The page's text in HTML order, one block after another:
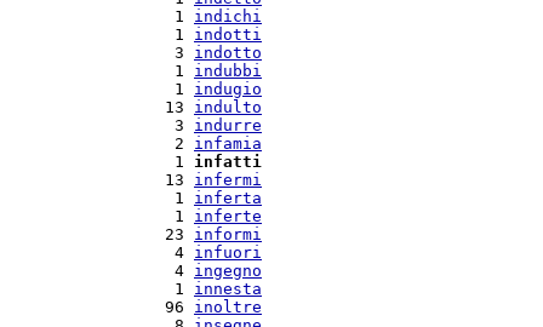
   1
indichi
   1
indotti
   3
indotto
   1
indubbi
   1
indugio
  13
indulto
   3
indurre
   2
infamia
   1
infatti
  13
infermi
   1
inferta
   1
inferte
  23
informi
   4
infuori
   4
ingegno
   1
innesta
  96
inoltre